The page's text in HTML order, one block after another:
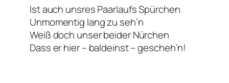
Ist auch unsres Paarlaufs Spürchen
Unmomentig lang zu seh’n
Weiß doch unser beider Nürchen
Dass er hier – baldeinst – gescheh’n!